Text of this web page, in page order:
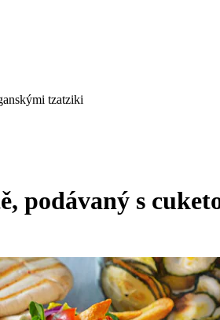
tzatziki
podávaný s